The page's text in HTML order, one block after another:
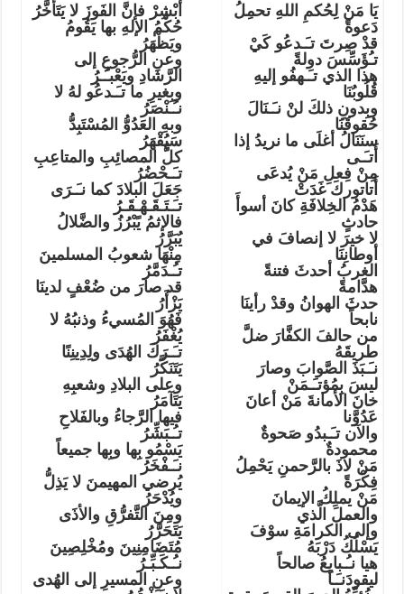
يَا مَنْ لِحُكمِ اللهِ تحمِلُ
دَعوةً
قدْ صِرتَ تـَـدعُو كَيْ
تـُؤَسِّسَ دولةً
هذا الذي تـَـهفُو إليهِ
قُلُوبُنَا
وبِدونِ ذلكَ لنْ نـَـنَالَ
حُقوقَنَا
سنَنَالُ أغلَى ما نريدُ إذا
أَتـَـى
مِنْ فِعلِ مَنْ يُدعَى
أَتاتوركَ غَدَتْ
هَدْمُ الخِلافَةِ كانَ أسوأَ
حادثٍ
لا خيرَ لا إنصافَ في
أوطانِنَا
الغربُ أحدثَ فتنةً
هدَّامةً
حدثَ الهوانُ وقدْ رأينَا
نابحاً
من حالفَ الكفَّارَ ضلَّ
طريقَهُ
نـَـبَذَ الصَّوابَ وصارَ
ليسَ بِمُؤتـَـمَنْ
خانَ الأمانةَ مَنْ أعانَ
عَدُوَّنا
والآن تـَـبدُو صَحوةٌ
محمودةٌ
مَنْ لاذَ بالرَّحمنِ يَحْمِلُ
فِكْرَةً
مَنْ يملِكُ الإيمانَ
والعملَ الَّذي
وإلى الكرامَةِ سوْفَ
يَسْلُكُ دَرْبَهُ
هيا نـُـبايِعُ صالحاً
ليقودَنـَـا
أَبْشِرْ فإنَّ الفَوزَ لا يَتَأَخَّرُ
حُكْمُ الإلهِ بها يَقُومُ
ويَظْهَرُ
وعنِ الرُّجوعِ إلى
الرَّشادِ ويَعْبـُـرُ
وبِغيرِ ما تـَـدعُو لهُ لا
نـُـنْصَرُ
وبهِ العَدُوُّ المُسْتَبِدُّ
سَيُقْهَرُ
كلُّ المصائِبِ والمتاعِبِ
تـَـحْضُرُ
جَعَلَ البلادَ كما نـَـرَى
تـَـتَـقَـهْـقَـرُ
فالإثمُ يًبْرُزُ والضَّلالُ
يُبَرَّرُ
مِنْهَا شعوبُ المسلمينَ
تـُـدَمَّرُ
قد صارَ من ضُعْفٍ لدينَا
يَزْأَرُ
فَهُوَ المُسيءُ وذنبُهُ لا
يُغْفَرُ
تـَـرَكَ الهُدَى ولِدِينِنًا
يَتَنَكَّرُ
وعلى البلادِ وشعبِهِ
يَتَآمَرُ
فيها الرَّجاءُ وبالفَلاحِ
تـُـبَشِّرُ
يَسْمُو بِها وبِها جميعاً
نـَـفْخَرُ
يُرضي المهيمنَ لا يَذِلُّ
ويُدْحَرُ
ومِنَ التَّفرُّقِ والأذَى
يَتَحَرَّرُ
مُتَضَامِنِينَ ومُخْلِصِينَ
نـُـكَـبِّـرُ
وعنِ المسيرِ إلى الهُدى